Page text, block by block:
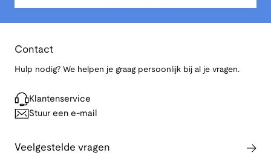
Contact
Hulp nodig? We helpen je graag persoonlijk bij al je vragen.
Klantenservice
Stuur een e-mail
Veelgestelde vragen